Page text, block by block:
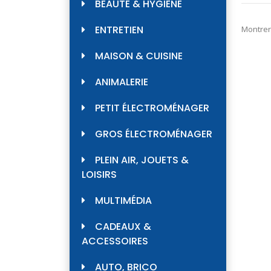
BEAUTÉ & HYGIÈNE
ENTRETIEN
MAISON & CUISINE
ANIMALERIE
PETIT ÉLECTROMÉNAGER
GROS ÉLECTROMÉNAGER
PLEIN AIR, JOUETS &
LOISIRS
MULTIMÉDIA
CADEAUX &
ACCESSOIRES
AUTO, BRICO